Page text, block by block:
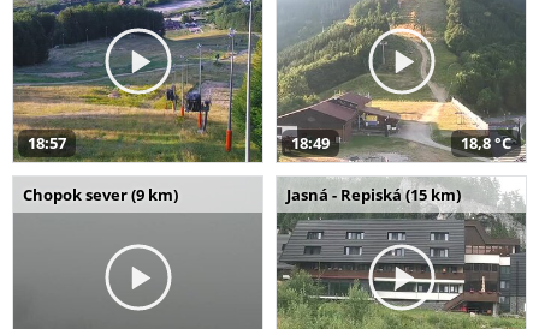
18:57 18:49 18,8 °C
Chopok sever (9 km) Jasná - Repiská (15 km)